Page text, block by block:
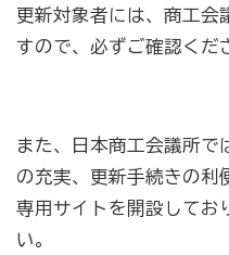
更新対象者には、商工会
すので、必ずご確認くだ
また、日本商工会議所で
の充実、更新手続きの利
専用サイトを開設してお
い。
度）
全国商工会連合会会員福
海外での知財係争による